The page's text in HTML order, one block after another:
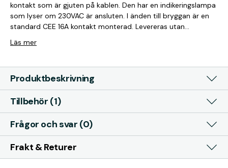
kontakt som är gjuten på kablen. Den har en indikeringslampa
som lyser om 230VAC är ansluten. I änden till bryggan är en
standard CEE 16A kontakt monterad. Levereras utan
Läs mer
Produktbeskrivning
Tillbehör (1)
Frågor och svar (0)
Frakt & Returer